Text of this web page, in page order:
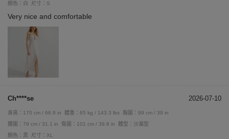
顏色：白
尺寸：S
Very nice and comfortable
Ch****se 2026-07-10
身高：170 cm / 66.9 in 體重：65 kg / 143.3 lbs
胸圍：99 cm / 39 in
腰圍：79 cm / 31.1 in
臀圍：101 cm / 39.8 in
體型：沙漏型
顏色：黑
尺寸：XL